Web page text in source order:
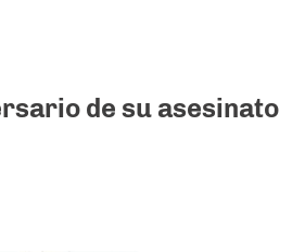
de su asesinato